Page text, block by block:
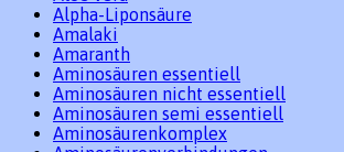
Alpha-Liponsäure
Amalaki
Amaranth
Aminosäuren essentiell
Aminosäuren nicht essentiell
Aminosäuren semi essentiell
Aminosäurenkomplex